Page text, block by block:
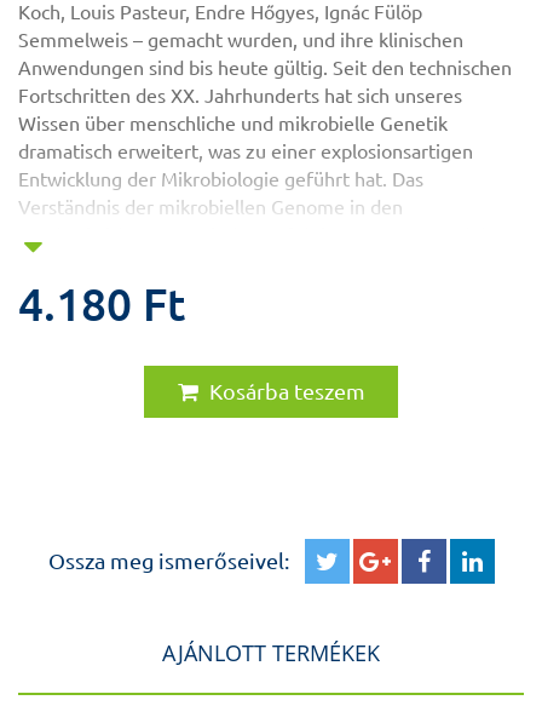
Koch, Louis Pasteur, Endre Hőgyes, Ignác Fülöp
Semmelweis – gemacht wurden, und ihre klinischen
Anwendungen sind bis heute gültig. Seit den technischen
Fortschritten des XX. Jahrhunderts hat sich unseres
Wissen über menschliche und mikrobielle Genetik
dramatisch erweitert, was zu einer explosionsartigen
Entwicklung der Mikrobiologie geführt hat. Das
Verständnis der mikrobiellen Genome in den
wurden, um der Immunabwehr zu entgehen, und die
schnelle Ausbreitung neuer Krankheitserreger, wie
Mikrobiologie dar. Dieses E-Book bietet einen allgemeinen
4.180 Ft
Kosárba teszem
Ossza meg ismerőseivel:
AJÁNLOTT TERMÉKEK